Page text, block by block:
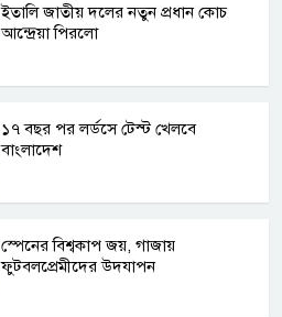
ইতালি জাতীয় দলের নতুন প্রধান কোচ
আন্দ্রেয়া পিরলো
১৭ বছর পর লর্ডসে টেস্ট খেলবে
বাংলাদেশ
স্পেনের বিশ্বকাপ জয়, গাজায়
ফুটবলপ্রেমীদের উদযাপন